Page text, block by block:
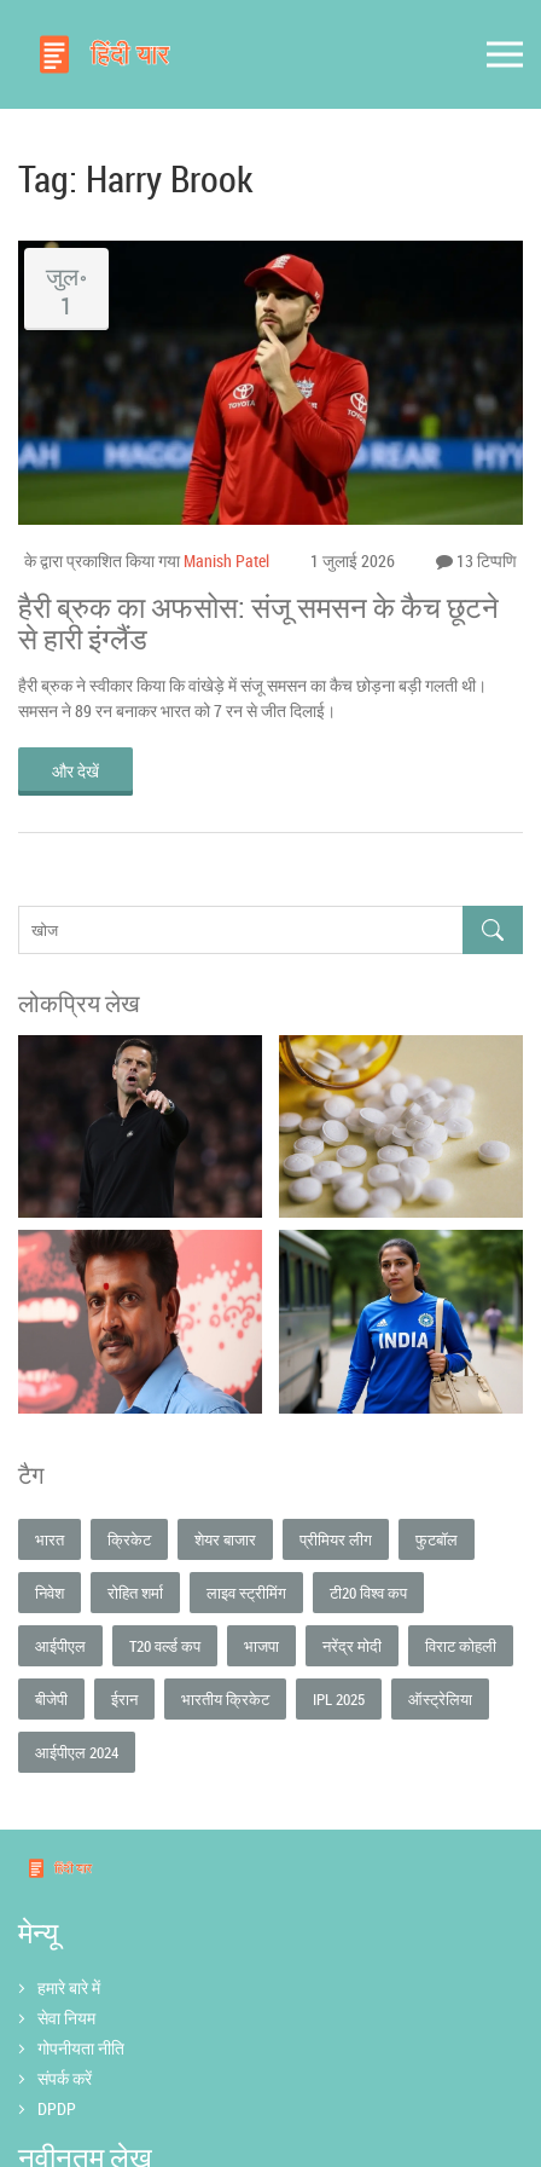
Tag: Harry Brook
जुल॰
1
के द्वारा प्रकाशित किया गया Manish Patel 1 जुलाई 2026 13 टिप्पणि
हैरी ब्रुक का अफसोस: संजू समसन के कैच छूटने
से हारी इंग्लैंड
हैरी ब्रुक ने स्वीकार किया कि वांखेड़े में संजू समसन का कैच छोड़ना बड़ी गलती थी।
समसन ने 89 रन बनाकर भारत को 7 रन से जीत दिलाई।
और देखें
लोकप्रिय लेख
टैग
भारत क्रिकेट शेयर बाजार प्रीमियर लीग फुटबॉल
निवेश रोहित शर्मा लाइव स्ट्रीमिंग टी20 विश्व कप
आईपीएल T20 वर्ल्ड कप भाजपा नरेंद्र मोदी विराट कोहली
बीजेपी ईरान भारतीय क्रिकेट IPL 2025 ऑस्ट्रेलिया
आईपीएल 2024
मेन्यू
हमारे बारे में
सेवा नियम
गोपनीयता नीति
संपर्क करें
DPDP
नवीनतम लेख